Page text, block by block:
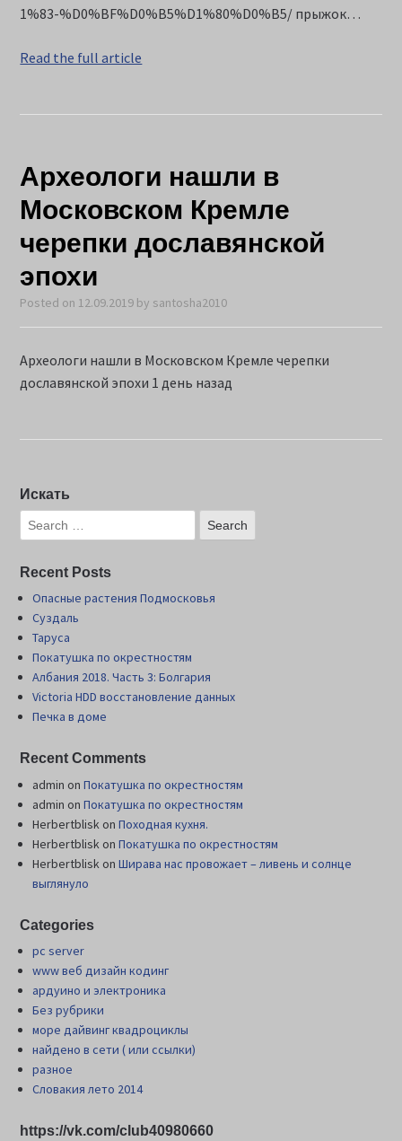
1%83-%D0%BF%D0%B5%D1%80%D0%B5/ прыжок…
Read the full article
Археологи нашли в
Московском Кремле
черепки дославянской
эпохи
Posted on 12.09.2019 by santosha2010
Археологи нашли в Московском Кремле черепки
дославянской эпохи 1 день назад
Искать
Recent Posts
Опасные растения Подмосковья
Суздаль
Таруса
Покатушка по окрестностям
Албания 2018. Часть 3: Болгария
Victoria HDD восстановление данных
Печка в доме
Recent Comments
admin onПокатушка по окрестностям
admin onПокатушка по окрестностям
HerbertbliskonПоходная кухня.
HerbertbliskonПокатушка по окрестностям
HerbertbliskonШиpава нас провожает – ливень и солнце
выглянуло
Categories
pc server
www веб дизайн кодинг
ардуино и электроника
Без рубрики
море дайвинг квадроциклы
найдено в сети ( или ссылки)
разное
Словакия лето 2014
https://vk.com/club40980660